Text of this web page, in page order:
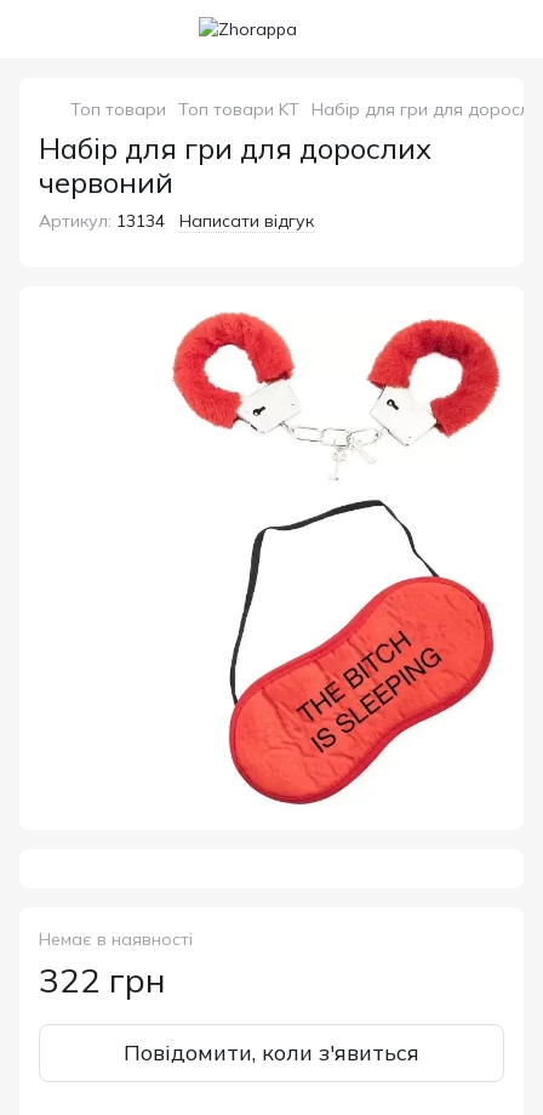
Топ товари Топ товари KT Набір для гри для
Набір для гри для дорослих
червоний
Артикул: 13134 Написати відгук
Немає в наявності
322 грн
Повідомити, коли з'явиться